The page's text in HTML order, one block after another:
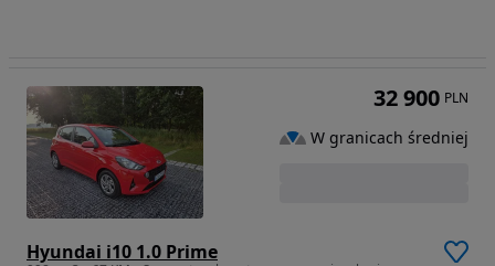
Hyundai i10 1.0 Prime
32 900 PLN
W granicach średniej